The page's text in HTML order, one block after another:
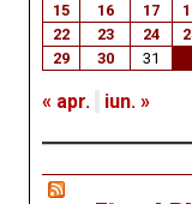
15
16 17
22
23 24
29
30 31
« apr. iun. »